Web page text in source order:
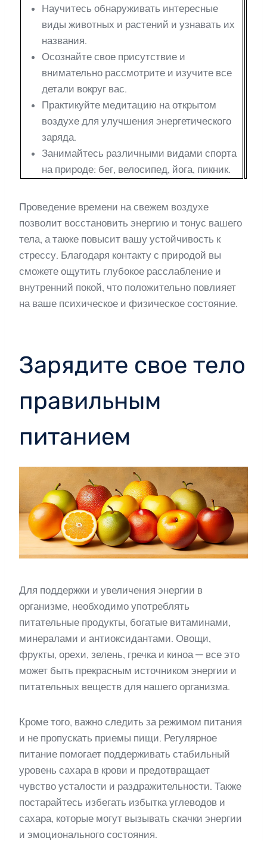
Научитесь обнаруживать интересные
виды животных и растений и узнавать их
названия.
Осознайте свое присутствие и
внимательно рассмотрите и изучите все
детали вокруг вас.
Практикуйте медитацию на открытом
воздухе для улучшения энергетического
заряда.
Занимайтесь различными видами спорта
на природе: бег, велосипед, йога, пикник.
Проведение времени на свежем воздухе
позволит восстановить энергию и тонус вашего
тела, а также повысит вашу устойчивость к
стрессу. Благодаря контакту с природой вы
сможете ощутить глубокое расслабление и
внутренний покой, что положительно повлияет
на ваше психическое и физическое состояние.
Зарядите свое тело
правильным
питанием
Для поддержки и увеличения энергии в
организме, необходимо употреблять
питательные продукты, богатые витаминами,
минералами и антиоксидантами. Овощи,
фрукты, орехи, зелень, гречка и киноа — все это
может быть прекрасным источником энергии и
питательных веществ для нашего организма.
Кроме того, важно следить за режимом питания
и не пропускать приемы пищи. Регулярное
питание помогает поддерживать стабильный
уровень сахара в крови и предотвращает
чувство усталости и раздражительности. Также
постарайтесь избегать избытка углеводов и
сахара, которые могут вызывать скачки энергии
и эмоционального состояния.